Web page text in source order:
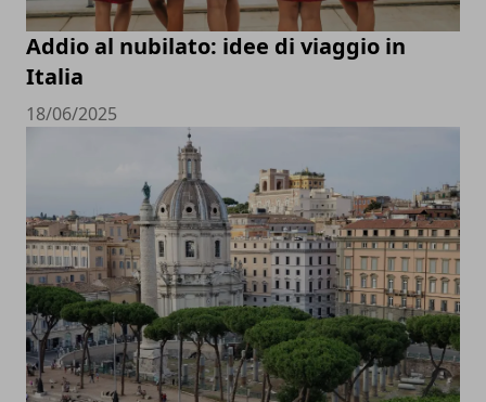
Addio al nubilato: idee di viaggio in
Italia
18/06/2025